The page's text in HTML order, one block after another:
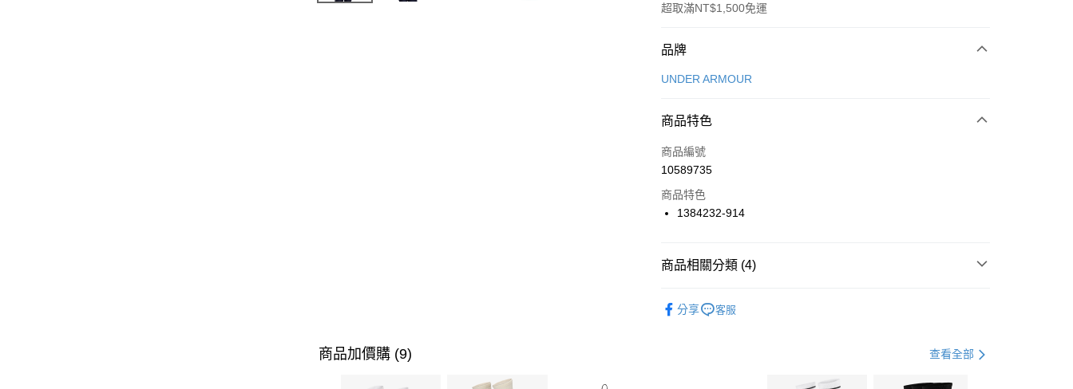
超取滿NT$1,500免運
付款方式
信用卡一次付款
合作金庫商業銀行
華南商業銀行
上海商業儲蓄銀行
國泰世華商業銀行
聯邦商業銀行
台新國際商業銀行
LINE Pay
Apple Pay
【關於「AFTEE先享後付」】
品牌
UNDER ARMOUR
商品特色
商品編號
10589735
商品特色
1384232-914
商品相關分類 (4)
分享 客服
商品加價購 (9) 查看全部